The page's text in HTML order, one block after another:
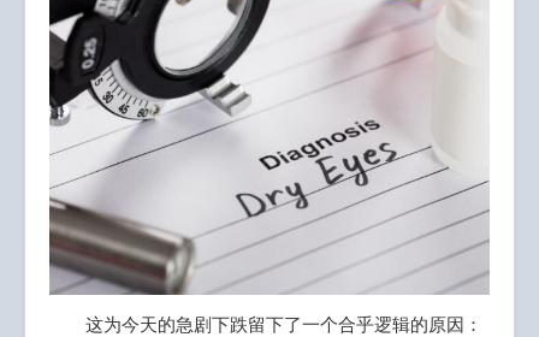
这为今天的急剧下跌留下了一个合乎逻辑的原因：